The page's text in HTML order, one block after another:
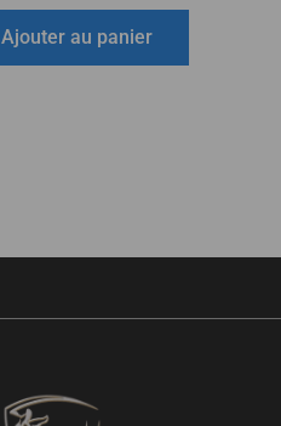
Ajouter au panier